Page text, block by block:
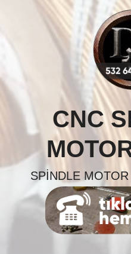
CNC
SPINDLE